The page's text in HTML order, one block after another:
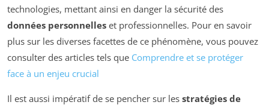
technologies, mettant ainsi en danger la sécurité des
données personnelles et professionnelles. Pour en savoir
plus sur les diverses facettes de ce phénomène, vous pouvez
consulter des articles tels que Comprendre et se protéger
face à un enjeu crucial
Il est aussi impératif de se pencher sur les stratégies de